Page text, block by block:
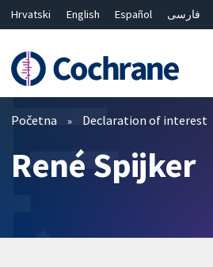
Hrvatski English Español فارسی
繁體中文
简体中文
Prečistači
Početna Declaration of interest
René Spijker